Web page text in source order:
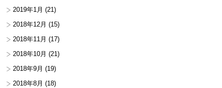
2019年1月 (21)
2018年12月 (15)
2018年11月 (17)
2018年10月 (21)
2018年9月 (19)
2018年8月 (18)